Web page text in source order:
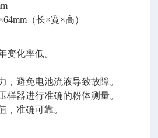
（长×宽×高）
变化率低。
，避免电池流液导致故障。
样器进行准确的粉体测量。
，准确可靠。